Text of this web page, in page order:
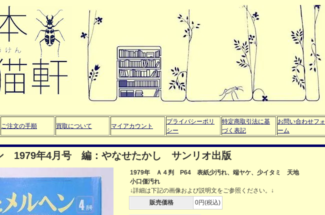
ご注文の手順 買取について マイアカウント
プライバシーポリ
シー
特定商取引法に基
づく表記
お問い合わせフォ
ーム
1979年4月号 編：やなせたかし サンリオ出版
1979年 Ａ４判 P64 表紙少汚れ、端ヤケ、少イタミ 天地
小口僅汚れ
↓詳細は下記の画像および説明文をご参照ください。↓
販売価格
0円(税込)